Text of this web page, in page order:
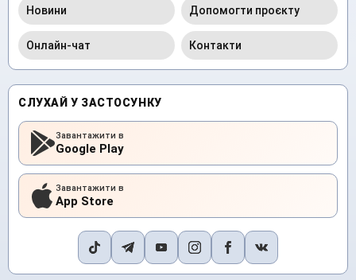
Новини Допомогти проєкту
Онлайн-чат Контакти
СЛУХАЙ У ЗАСТОСУНКУ
Завантажити в
Google Play
Завантажити в
App Store